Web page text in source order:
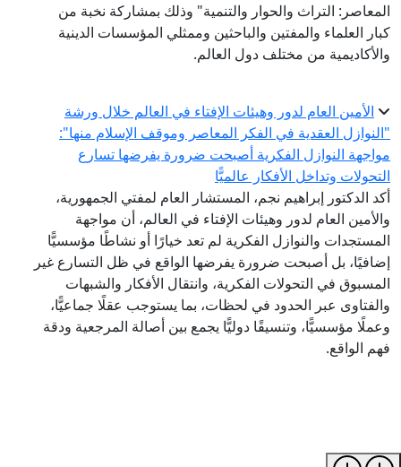
المعاصر: التراث والحوار والتنمية" وذلك بمشاركة نخبة من
كبار العلماء والمفتين والباحثين وممثلي المؤسسات الدينية
والأكاديمية من مختلف دول العالم.
الأمين العام لدور وهيئات الإفتاء في العالم خلال ورشة
"النوازل العقدية في الفكر المعاصر وموقف الإسلام منها":
مواجهة النوازل الفكرية أصبحت ضرورة يفرضها تسارع
التحولات وتداخل الأفكار عالميًّا
أكد الدكتور إبراهيم نجم، المستشار العام لمفتي الجمهورية،
والأمين العام لدور وهيئات الإفتاء في العالم، أن مواجهة
المستجدات والنوازل الفكرية لم تعد خيارًا أو نشاطًا مؤسسيًّا
إضافيًا، بل أصبحت ضرورة يفرضها الواقع في ظل التسارع غير
المسبوق في التحولات الفكرية، وانتقال الأفكار والشبهات
والفتاوى عبر الحدود في لحظات، بما يستوجب عقلًا جماعيًّا،
وعملًا مؤسسيًّا، وتنسيقًا دوليًّا يجمع بين أصالة المرجعية ودقة
فهم الواقع.